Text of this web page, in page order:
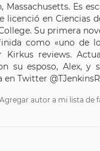
Massachusetts. Es
licenció en Ciencias
Su primera
como «uno de
Kirkus reviews.
su esposo, Alex, y
en Twitter
Agregar autor a mi lista de